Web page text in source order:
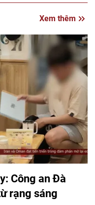
Xem thêm
Công an Đà
rạng sáng